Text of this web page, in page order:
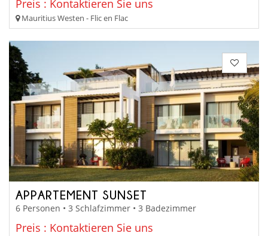
Preis : Kontaktieren Sie uns
Mauritius Westen - Flic en Flac
APPARTEMENT SUNSET
6 Personen • 3 Schlafzimmer • 3 Badezimmer
Preis : Kontaktieren Sie uns